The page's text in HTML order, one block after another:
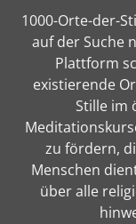
1000-Orte-der-
auf der Suche
Plattform
existierende
Stille im
zu fördern,
Menschen
über alle